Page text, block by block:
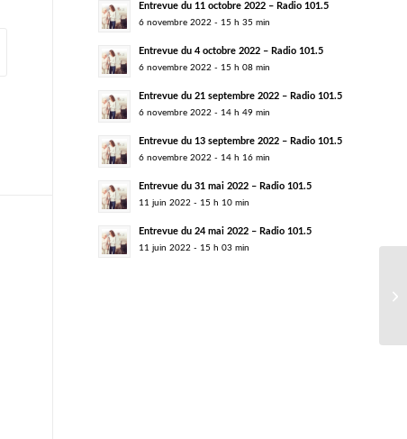
Entrevue du 11 octobre 2022 – Radio 101.5
6 novembre 2022 - 15 h 35 min
Entrevue du 4 octobre 2022 – Radio 101.5
6 novembre 2022 - 15 h 08 min
Entrevue du 21 septembre 2022 – Radio 101.5
6 novembre 2022 - 14 h 49 min
Entrevue du 13 septembre 2022 – Radio 101.5
6 novembre 2022 - 14 h 16 min
Entrevue du 31 mai 2022 – Radio 101.5
11 juin 2022 - 15 h 10 min
Entrevue du 24 mai 2022 – Radio 101.5
11 juin 2022 - 15 h 03 min